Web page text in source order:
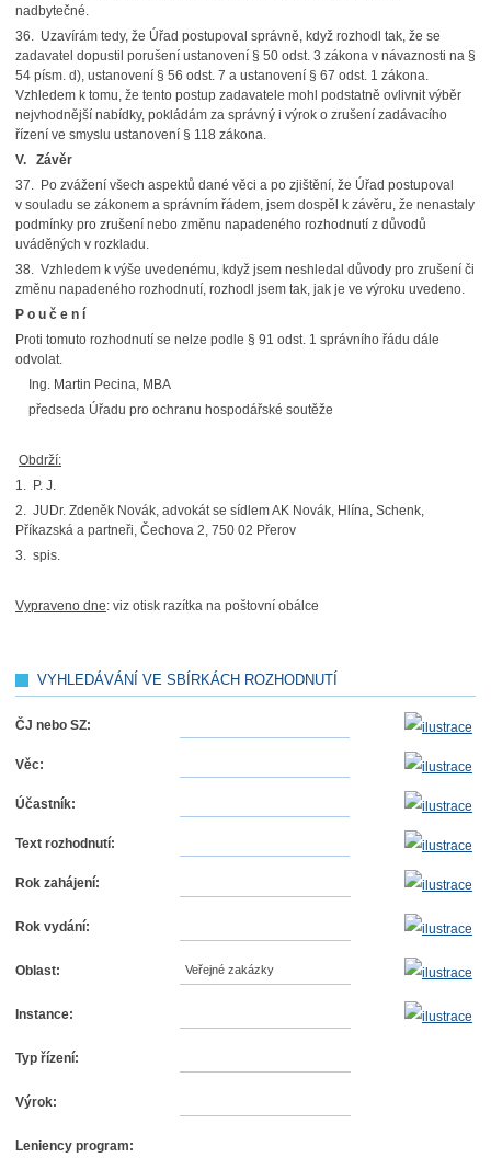
nadbytečné.
36. Uzavírám tedy, že Úřad postupoval správně, když rozhodl tak, že se
zadavatel dopustil porušení ustanovení § 50 odst. 3 zákona v návaznosti na §
54 písm. d), ustanovení § 56 odst. 7 a ustanovení § 67 odst. 1 zákona.
Vzhledem k tomu, že tento postup zadavatele mohl podstatně ovlivnit výběr
nejvhodnější nabídky, pokládám za správný i výrok o zrušení zadávacího
řízení ve smyslu ustanovení § 118 zákona.
V. Závěr
37. Po zvážení všech aspektů dané věci a po zjištění, že Úřad postupoval
v souladu se zákonem a správním řádem, jsem dospěl k závěru, že nenastaly
podmínky pro zrušení nebo změnu napadeného rozhodnutí z důvodů
uváděných v rozkladu.
38. Vzhledem k výše uvedenému, když jsem neshledal důvody pro zrušení či
změnu napadeného rozhodnutí, rozhodl jsem tak, jak je ve výroku uvedeno.
P o u č e n í
Proti tomuto rozhodnutí se nelze podle § 91 odst. 1 správního řádu dále
odvolat.
Ing. Martin Pecina, MBA
předseda Úřadu pro ochranu hospodářské soutěže
Obdrží:
1. P. J.
2. JUDr. Zdeněk Novák, advokát se sídlem AK Novák, Hlína, Schenk,
Příkazská a partneři, Čechova 2, 750 02 Přerov
3. spis.
Vypraveno dne: viz otisk razítka na poštovní obálce
VYHLEDÁVÁNÍ VE SBÍRKÁCH ROZHODNUTÍ
ČJ nebo SZ:
Věc:
Účastník:
Text rozhodnutí:
Rok zahájení:
Rok vydání:
Oblast: Veřejné zakázky
Instance:
Typ řízení:
Výrok:
Leniency program: